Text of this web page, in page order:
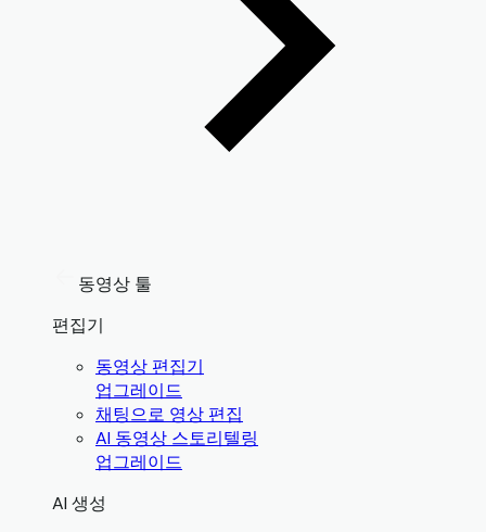
동영상 툴
편집기
동영상 편집기
업그레이드
채팅으로 영상 편집
AI 동영상 스토리텔링
업그레이드
AI 생성